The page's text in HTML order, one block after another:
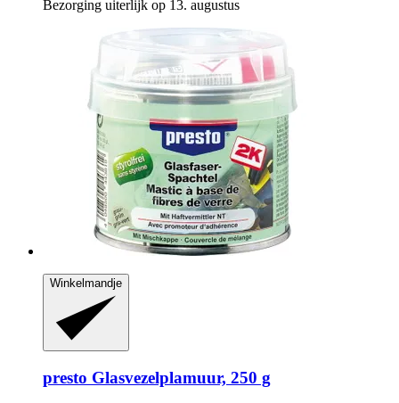
Bezorging uiterlijk op 13. augustus
Winkelmandje
presto Glasvezelplamuur, 250 g